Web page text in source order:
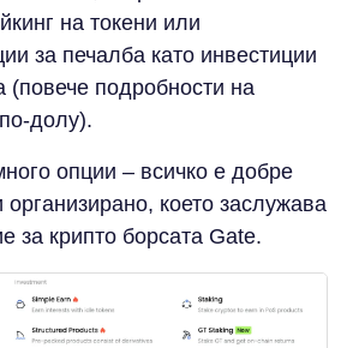
на токени или
за печалба като инвестиции
(повече подробности на
долу).
опции – всичко е добре
организирано, което заслужава
за крипто борсата Gate.